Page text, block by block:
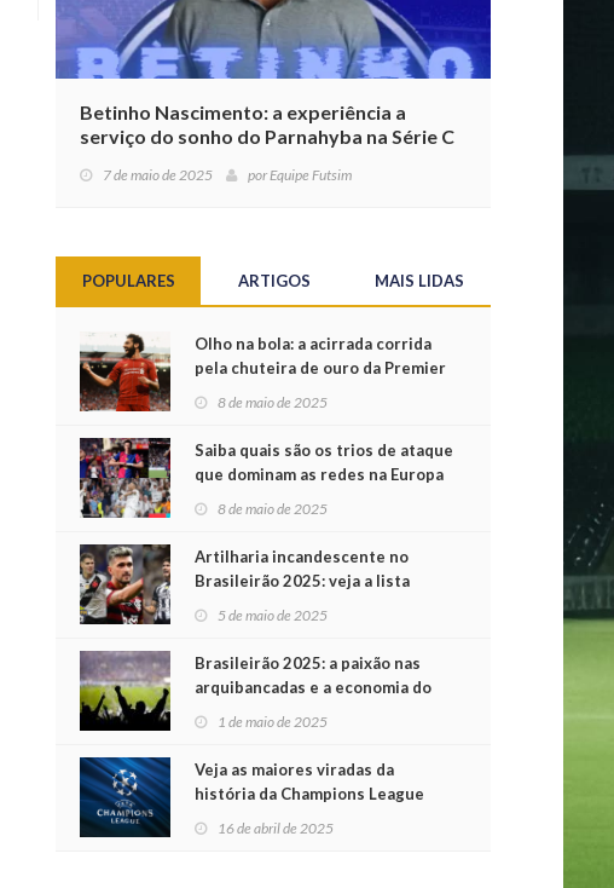
Betinho Nascimento: a experiência a
serviço do sonho do Parnahyba na Série C
7 de maio de 2025 porEquipe Futsim
POPULARES ARTIGOS MAIS LIDAS
Olho na bola: a acirrada corrida
pela chuteira de ouro da Premier
League
8 de maio de 2025
Saiba quais são os trios de ataque
que dominam as redes na Europa
8 de maio de 2025
Artilharia incandescente no
Brasileirão 2025: veja a lista
atualizada
5 de maio de 2025
Brasileirão 2025: a paixão nas
arquibancadas e a economia do
futebol na primeira rodada
1 de maio de 2025
Veja as maiores viradas da
história da Champions League
16 de abril de 2025